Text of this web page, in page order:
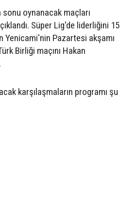
oynanacak maçları
Süper Lig'de liderliğini 15
Yenicami'nin Pazartesi akşamı
Birliği maçını Hakan
karşılaşmaların programı şu